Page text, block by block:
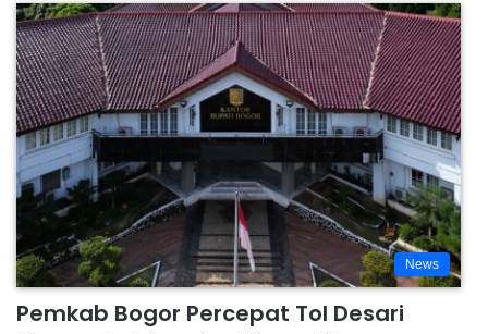
News
Pemkab Bogor Percepat Tol Desari